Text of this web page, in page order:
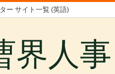
ー サイト一覧 (英語)
界人事